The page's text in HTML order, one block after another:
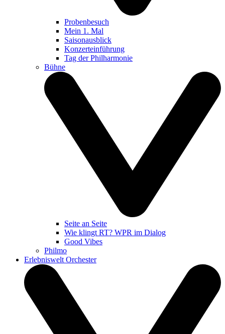
Probenbesuch
Mein 1. Mal
Saisonausblick
Konzerteinführung
Tag der Philharmonie
Bühne
Seite an Seite
Wie klingt RT? WPR im Dialog
Good Vibes
Philmo
Erlebniswelt Orchester